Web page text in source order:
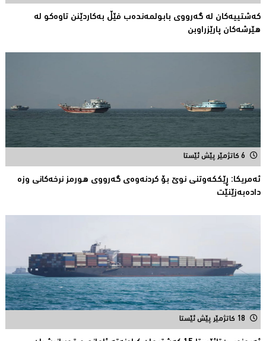
کەشتییەکان لە گەرووى بابولمەندەب فێڵ بەکاردێنن تاوەکو لە
هێرشەکان پارێزراوبن
6 کاتژمێر پێش ئێستا
ئەمریكا: ڕێککەوتنى نوێ بۆ كردنەوەی گەرووی هورمز نرخەكانی وزە
دادەبەزێنێت
18 کاتژمێر پێش ئێستا